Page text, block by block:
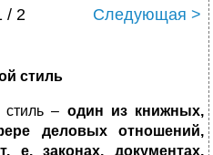
/ 2 Следующая >
стиль
стиль – один из книжных,
деловых отношений,
е. законах, документах,